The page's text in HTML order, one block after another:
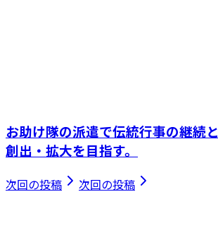
お助け隊の派遣で伝統行事の継続
創出・拡大を目指す。
次回の投稿 次回の投稿